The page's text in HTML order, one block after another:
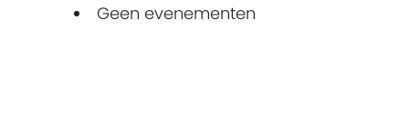
Geen evenementen